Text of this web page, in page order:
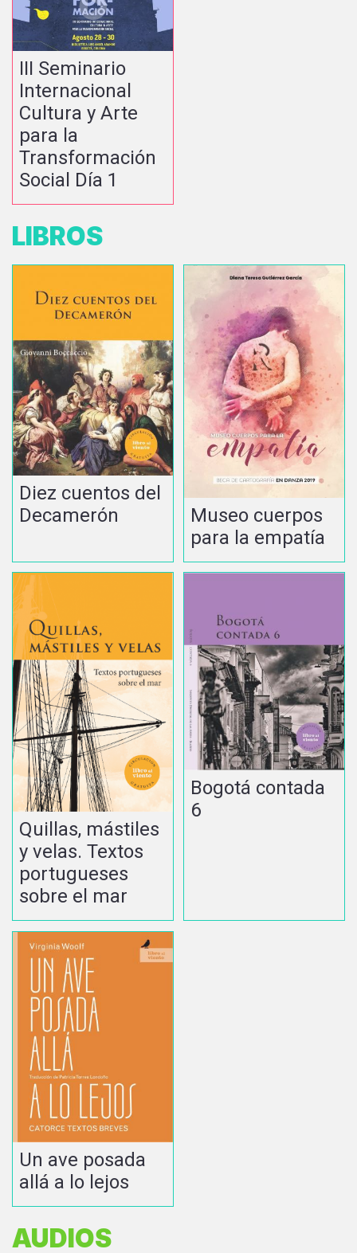
III Seminario
Internacional
Cultura y Arte
para la
Transformación
Social Día 1
LIBROS
Diez cuentos del
Decamerón
Museo cuerpos
para la empatía
Quillas, mástiles
y velas. Textos
portugueses
sobre el mar
Bogotá contada
6
Un ave posada
allá a lo lejos
AUDIOS